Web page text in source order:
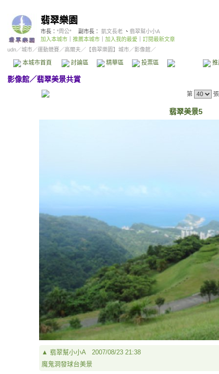
翡翠樂園
市長： *周公* 副市長： 凱文長老 、 翡翠幫小小A
加入本城市
推薦本城市 加入我的最愛
訂閱最新文章
udn／城市／運動競賽／高爾夫／ 【翡翠樂園】城市／影像館／
本城市首頁 討論區 精華區 投票區 影像館
影像館／翡翠美景共賞
第
翡翠美景5
▲ 翡翠幫小小A
2007/08/23 21:38
魔鬼洞發球台美景